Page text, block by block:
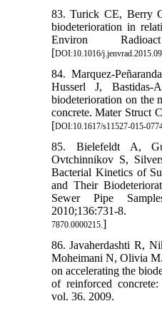
83. Turick CE, Berry
biodeterioration in
Environ
[DOI:10.1016/
84. Marquez-
Husserl J,
biodeterioration on the
concrete. Mater Struct
[DOI:10.1617/s11527-015-
85. Bielefeldt A,
Ovtchinnikov S,
Bacterial Kinetics of
and Their
Sewer Pipe
2010;136:731-
7870.0000215.]
86. Javaherdashti R,
Moheimani N, Olivia
on accelerating the
of reinforced
vol. 36. 2009.